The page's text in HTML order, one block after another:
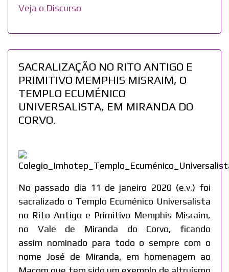
Veja o Discurso
SACRALIZAÇÃO NO RITO ANTIGO E
PRIMITIVO MEMPHIS MISRAIM, O
TEMPLO ECUMÉNICO
UNIVERSALISTA, EM MIRANDA DO
CORVO.
No passado dia 11 de janeiro 2020 (e.v.) foi
sacralizado o Templo Ecuménico Universalista
no Rito Antigo e Primitivo Memphis Misraim,
no Vale de Miranda do Corvo, ficando
assim nominado para todo o sempre com o
nome José de Miranda, em homenagem ao